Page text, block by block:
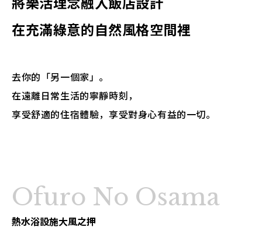
在充滿綠意的自然風格空間裡
去你的「另一個家」。
在遠離日常生活的寧靜時刻，
享受舒適的住宿體驗，享受對身心有益的一切。
Ofuro No Osama
熱水浴設施大風之押